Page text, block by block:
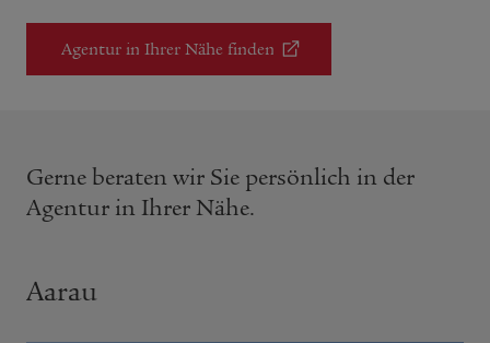
Agentur in Ihrer Nähe finden
Gerne beraten wir Sie persönlich in der
Agentur in Ihrer Nähe.
Aarau